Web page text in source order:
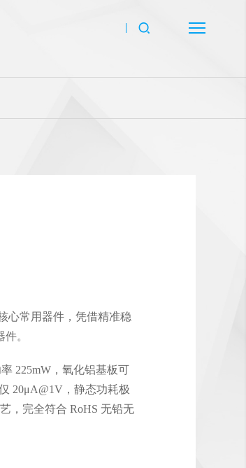
心常用器件，凭借精准稳
。
225mW，氧化铝基板可
20μA@1V，静态功耗极
，完全符合 RoHS 无铅无